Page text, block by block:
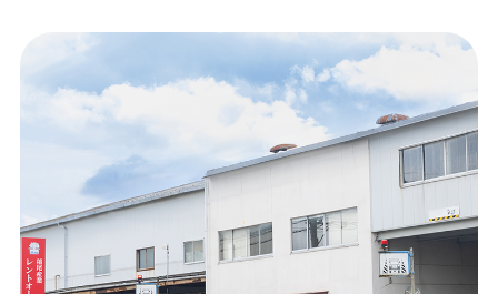
電話お問い合わせ
092-589-0170
受付時間: 8:30〜17:00（平日）
※最終受付16:30まで
0946-24-7622
受付時間: 8:30〜17:00（平日）
※最終受付16:30まで
メールお問い合わせ メールフォーム
スポーツ その他